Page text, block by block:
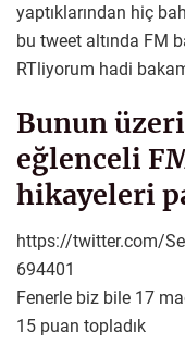
yaptıklarından hiç
bu tweet altında FM
RTliyorum hadi
Bunun
eğlenceli
hikayeleri
https://twitter.com/
694401
Fenerle biz bile 17
15 puan topladık